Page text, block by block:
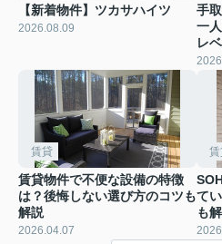
【新着物件】ツカサハイツ
2026.08.09
手
一
レ
賃貸
賃貸物件で不便な設備の特徴
は？後悔しない選び方のコツも
解説
2026.04.07
て
も